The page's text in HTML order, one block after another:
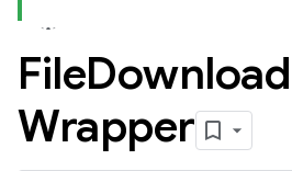
FileDownload
Wrapper